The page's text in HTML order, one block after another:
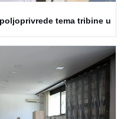
tema tribine u